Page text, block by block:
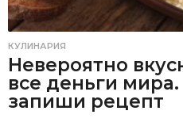
КУЛИНАРИЯ
Невероятно
все деньги
запиши рецепт